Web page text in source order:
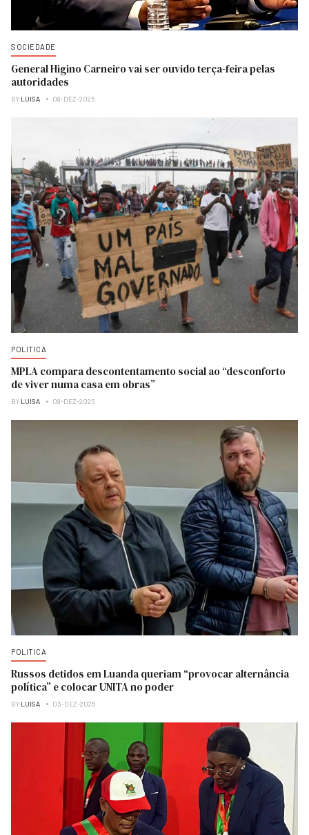
SOCIEDADE
General Higino Carneiro vai ser ouvido terça-feira pelas
autoridades
BY LUISA 08-DEZ-2025
POLITICA
MPLA compara descontentamento social ao “desconforto
de viver numa casa em obras”
BY LUISA 08-DEZ-2025
POLITICA
Russos detidos em Luanda queriam “provocar alternância
política” e colocar UNITA no poder
BY LUISA 03-DEZ-2025